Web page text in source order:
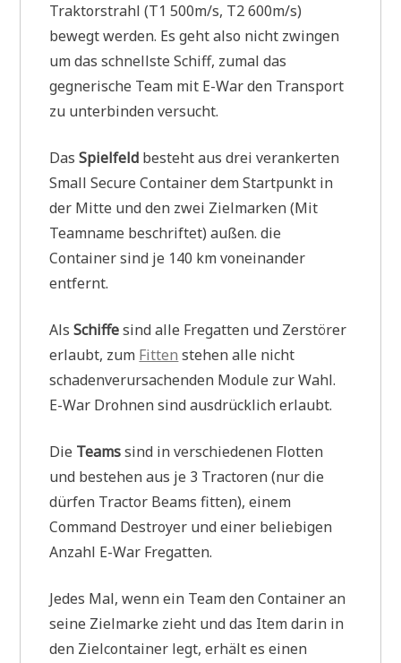
Traktorstrahl (T1 500m/s, T2 600m/s)
bewegt werden. Es geht also nicht zwingen
um das schnellste Schiff, zumal das
gegnerische Team mit E-War den Transport
zu unterbinden versucht.
DasSpielfeld besteht aus drei verankerten
Small Secure Container dem Startpunkt in
der Mitte und den zwei Zielmarken (Mit
Teamname beschriftet) außen. die
Container sind je 140 km voneinander
entfernt.
AlsSchiffesind alle Fregatten und Zerstörer
erlaubt, zum Fitten stehen alle nicht
schadenverursachenden Module zur Wahl.
E-War Drohnen sind ausdrücklich erlaubt.
Die Teamssind in verschiedenen Flotten
und bestehen aus je 3 Tractoren (nur die
dürfen Tractor Beams fitten), einem
Command Destroyer und einer beliebigen
Anzahl E-War Fregatten.
Jedes Mal, wenn ein Team den Container an
seine Zielmarke zieht und das Item darin in
den Zielcontainer legt, erhält es einen